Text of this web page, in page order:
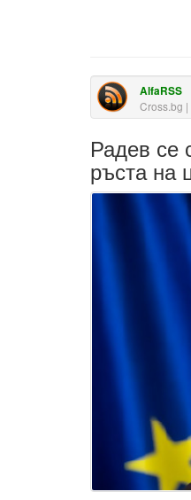
AlfaRSS
Cross.bg
Радев се
ръста на